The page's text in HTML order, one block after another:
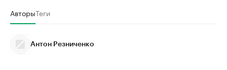
АвторыТеги
Антон Резниченко